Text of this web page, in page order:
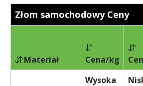
Złom samochodowy Ceny
Materiał Cena/kg
Wysoka